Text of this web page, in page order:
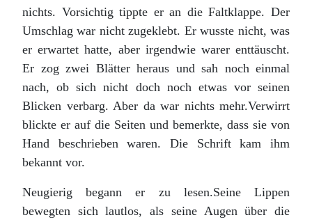
nichts. Vorsichtig tippte er an die Faltklappe. Der
Umschlag war nicht zugeklebt. Er wusste nicht, was
er erwartet hatte, aber irgendwie warer enttäuscht.
Er zog zwei Blätter heraus und sah noch einmal
nach, ob sich nicht doch noch etwas vor seinen
Blicken verbarg. Aber da war nichts mehr.Verwirrt
blickte er auf die Seiten und bemerkte, dass sie von
Hand beschrieben waren. Die Schrift kam ihm
bekannt vor.
Neugierig begann er zu lesen.Seine Lippen
bewegten sich lautlos, als seine Augen über die